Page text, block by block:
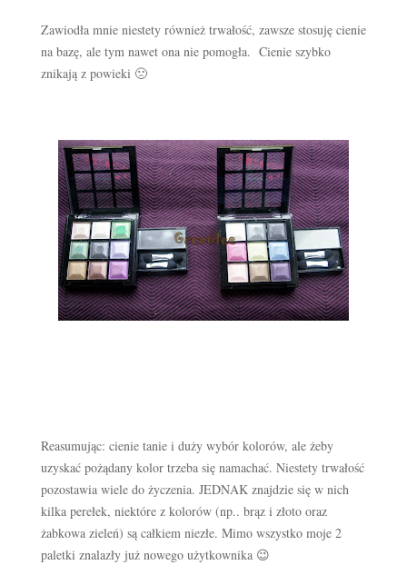
Zawiodła mnie niestety również trwałość, zawsze stosuję cienie
na bazę, ale tym nawet ona nie pomogła. Cienie szybko
znikają z powieki 🙁
Reasumując: cienie tanie i duży wybór kolorów, ale żeby
uzyskać pożądany kolor trzeba się namachać. Niestety trwałość
pozostawia wiele do życzenia. JEDNAK znajdzie się w nich
kilka perełek, niektóre z kolorów (np.. brąz i złoto oraz
żabkowa zieleń) są całkiem niezłe. Mimo wszystko moje 2
paletki znalazły już nowego użytkownika 😉